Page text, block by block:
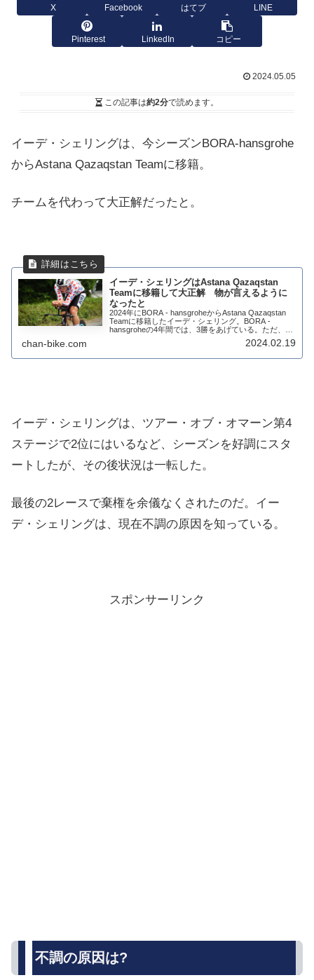
X Facebook はてブ LINE
Pinterest LinkedIn コピー
2024.05.05
この記事は約2分で読めます。
イーデ・シェリングは、今シーズンBORA-hansgrohe
からAstana Qazaqstan Teamに移籍。
チームを代わって大正解だったと。
イーデ・シェリングはAstana Qazaqstan
Teamに移籍して大正解 物が言えるように
なったと
2024年にBORA - hansgroheからAstana Qazaqstan
Teamに移籍したイーデ・シェリング。BORA -
hansgroheの4年間では、3勝をあげている。ただ、
chan-bike.com 2024.02.19
イーデ・シェリングは、ツアー・オブ・オマーン第4
ステージで2位にはいるなど、シーズンを好調にスタ
ートしたが、その後状況は一転した。
最後の2レースで棄権を余儀なくされたのだ。イー
デ・シェリングは、現在不調の原因を知っている。
スポンサーリンク
不調の原因は?